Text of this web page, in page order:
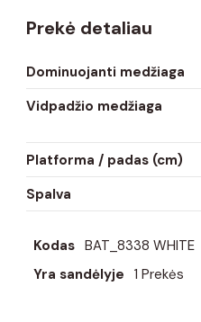
Prekė detaliau
Dominuojanti medžiaga
Vidpadžio medžiaga
Platforma / padas (cm)
Spalva
Kodas BAT_8338 WHITE
Yra sandėlyje 1 Prekės